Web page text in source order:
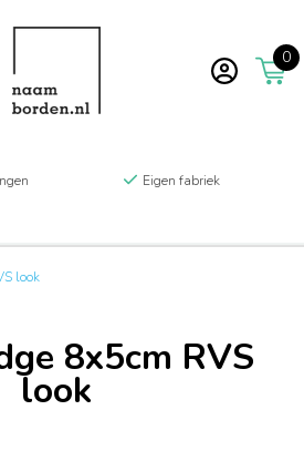
0
Eigen fabriek
look
8x5cm RVS
look